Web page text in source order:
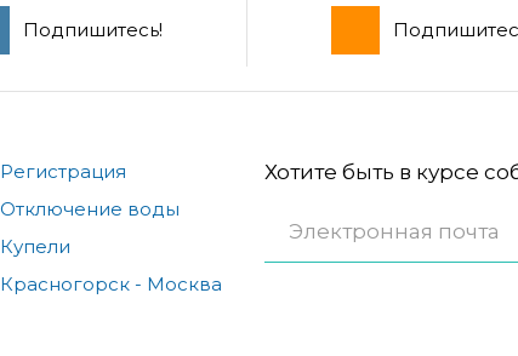
Подпишитесь!
Регистрация
Отключение воды
Купели
Красногорск - Москва
Хотите быть в курсе